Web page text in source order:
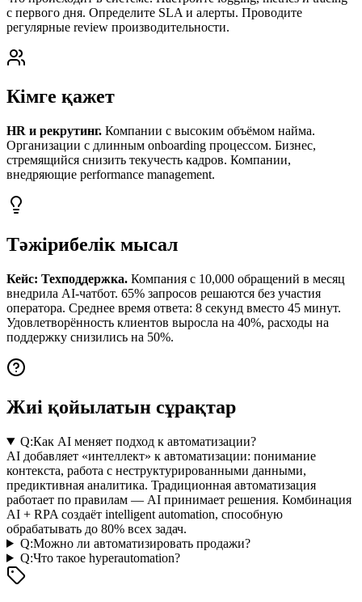
с первого дня. Определите SLA и алерты. Проводите
регулярные review производительности.
Кімге қажет
HR и рекрутинг. Компании с высоким объёмом найма.
Организации с длинным onboarding процессом. Бизнес,
стремящийся снизить текучесть кадров. Компании,
внедряющие performance management.
Тәжірибелік мысал
Кейс: Техподдержка. Компания с 10,000 обращений в месяц
внедрила AI-чатбот. 65% запросов решаются без участия
оператора. Среднее время ответа: 8 секунд вместо 45 минут.
Удовлетворённость клиентов выросла на 40%, расходы на
поддержку снизились на 50%.
Жиі қойылатын сұрақтар
Q:Как AI меняет подход к автоматизации?
AI добавляет «интеллект» к автоматизации: понимание
контекста, работа с неструктурированными данными,
предиктивная аналитика. Традиционная автоматизация
работает по правилам — AI принимает решения. Комбинация
AI + RPA создаёт intelligent automation, способную
обрабатывать до 80% всех задач.
Q:Можно ли автоматизировать продажи?
Q:Что такое hyperautomation?